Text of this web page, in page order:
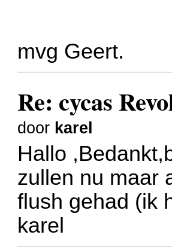
mvg Geert.
Re: cycas
door karel
Hallo
zullen nu maar
flush gehad (ik
karel